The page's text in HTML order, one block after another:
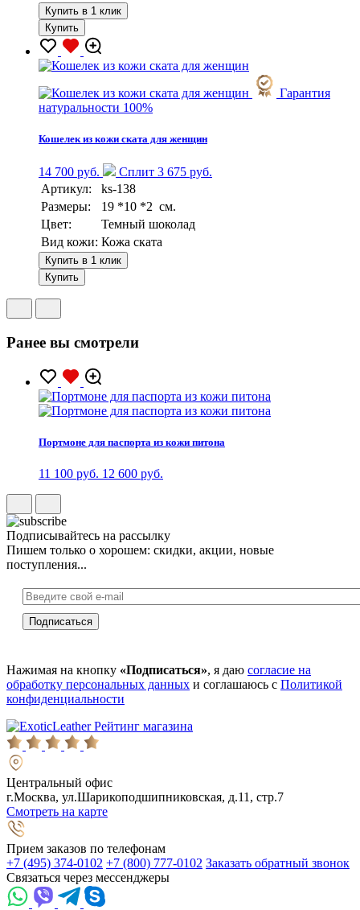
Купить в 1 клик
Купить
Гарантия
натуральности 100%
Кошелек из кожи ската для женщин
14 700 руб.
Сплит 3 675 руб.
Артикул:
ks-138
Размеры:
19 *10 *2 см.
Цвет:
Темный шоколад
Вид кожи: Кожа ската
Купить в 1 клик
Купить
Ранее вы смотрели
Портмоне для паспорта из кожи питона
11 100 руб. 12 600 руб.
Подписывайтесь на рассылку
Пишем только о хорошем: скидки, акции, новые
поступления...
Нажимая на кнопку «Подписаться», я даю согласие на
обработку персональных данных и соглашаюсь с Политикой
конфиденциальности
Рейтинг магазина
Центральный офис
г.Москва, ул.Шарикоподшипниковская, д.11, стр.7
Смотреть на карте
Прием заказов по телефонам
+7 (495) 374-0102 +7 (800) 777-0102 Заказать обратный звонок
Связаться через мессенджеры